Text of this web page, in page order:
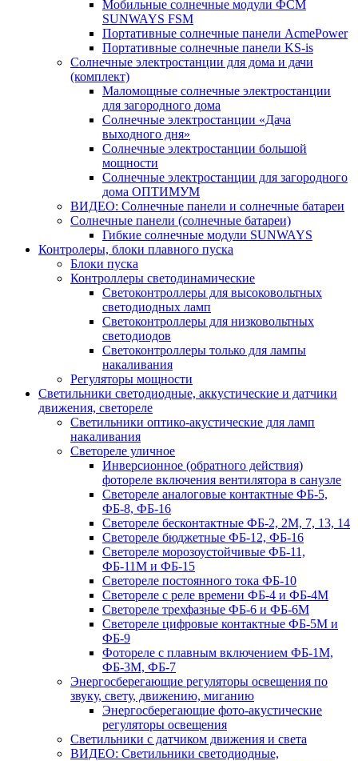
Мобильные солнечные модули ФСМ
SUNWAYS FSM
Портативные солнечные панели AcmePower
Портативные солнечные панели KS-is
Солнечные электростанции для дома и дачи
(комплект)
Маломощные солнечные электростанции
для загородного дома
Солнечные электростанции «Дача
выходного дня»
Солнечные электростанции большой
мощности
Солнечные электростанции для загородного
дома ОПТИМУМ
ВИДЕО: Солнечные панели и солнечные батареи
Солнечные панели (солнечные батареи)
Гибкие солнечные модули SUNWAYS
Контролеры, блоки плавного пуска
Блоки пуска
Контроллеры светодинамические
Светоконтроллеры для высоковольтных
светодиодных ламп
Светоконтроллеры для низковольтных
светодиодов
Светоконтроллеры только для лампы
накаливания
Регуляторы мощности
Светильники светодиодные, аккустические и датчики
движения, светореле
Светильники оптико-акустические для ламп
накаливания
Светореле уличное
Инверсионное (обратного действия)
фотореле включения вентилятора в санузле
Светореле аналоговые контактные ФБ-5,
ФБ-8, ФБ-16
Светореле бесконтактные ФБ-2, 2М, 7, 13, 14
Светореле бюджетные ФБ-12, ФБ-16
Светореле морозоустойчивые ФБ-11,
ФБ-11М и ФБ-15
Светореле постоянного тока ФБ-10
Светореле с реле времени ФБ-4 и ФБ-4М
Светореле трехфазные ФБ-6 и ФБ-6М
Светореле цифровые контактные ФБ-5М и
ФБ-9
Фотореле с плавным включением ФБ-1М,
ФБ-3М, ФБ-7
Энергосберегающие регуляторы освещения по
звуку, свету, движению, миганию
Энергосберегающие фото-акустические
регуляторы освещения
Светильники с датчиком движения и света
ВИДЕО: Светильники светодиодные,